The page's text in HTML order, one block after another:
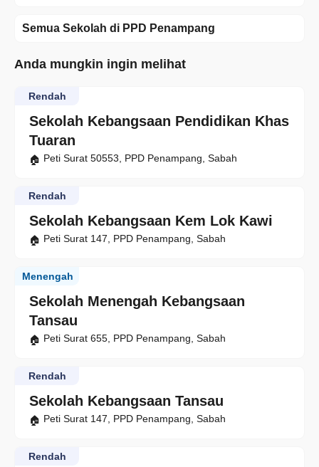
Semua Sekolah di PPD Penampang
Anda mungkin ingin melihat
Sekolah Kebangsaan Pendidikan Khas
Tuaran
Rendah
Peti Surat 50553, PPD Penampang, Sabah
Sekolah Kebangsaan Kem Lok Kawi
Rendah
Peti Surat 147, PPD Penampang, Sabah
Sekolah Menengah Kebangsaan
Tansau
Menengah
Peti Surat 655, PPD Penampang, Sabah
Sekolah Kebangsaan Tansau
Rendah
Peti Surat 147, PPD Penampang, Sabah
Rendah